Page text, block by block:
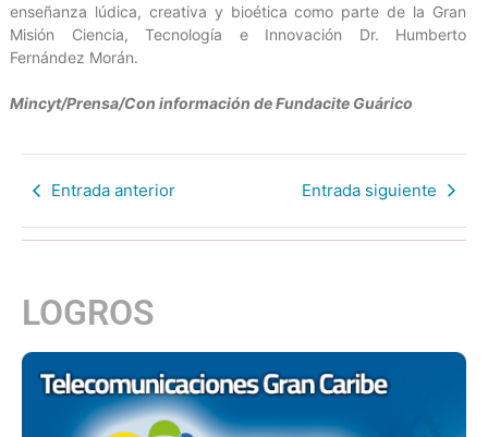
enseñanza lúdica, creativa y bioética como parte de la Gran
Misión Ciencia, Tecnología e Innovación Dr. Humberto
Fernández Morán.
Mincyt/Prensa/Con información de Fundacite Guárico
Entrada anterior Entrada siguiente
LOGROS